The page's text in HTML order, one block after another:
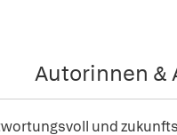
Autorinnen &
und